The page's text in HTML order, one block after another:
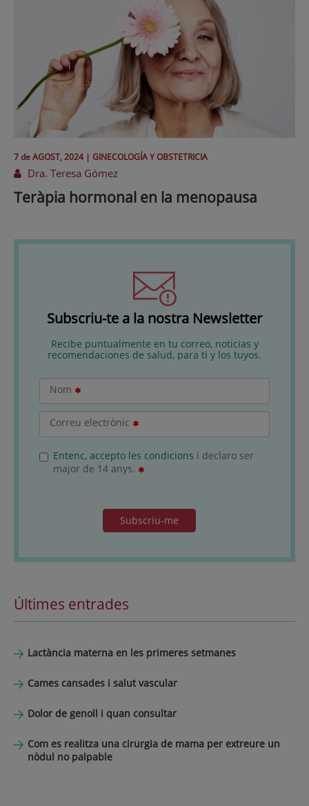
7 deAGOST, 2024 | GINECOLOGÍA Y OBSTETRICIA
Dra. Teresa Gómez
Teràpia hormonal en la menopausa
Subscriu-te a la nostra Newsletter
Recibe puntualmente en tu correo, noticias y
recomendaciones de salud, para ti y los tuyos.
Nom
Correu electrònic
Entenc, accepto les condicions i declaro ser
major de 14 anys.
Subscriu-me
Últimes entrades
Lactància materna en les primeres setmanes
Cames cansades i salut vascular
Dolor de genoll i quan consultar
Com es realitza una cirurgia de mama per extreure un
nòdul no palpable